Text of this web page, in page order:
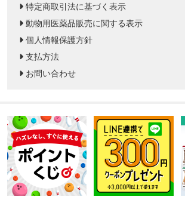
特定商取引法に基づく表示
動物用医薬品販売に関する表示
個人情報保護方針
支払方法
お問い合わせ